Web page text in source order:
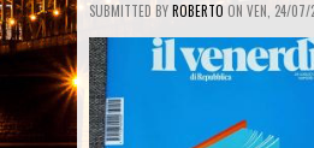
SUBMITTED BYROBERTO ON VEN, 24/